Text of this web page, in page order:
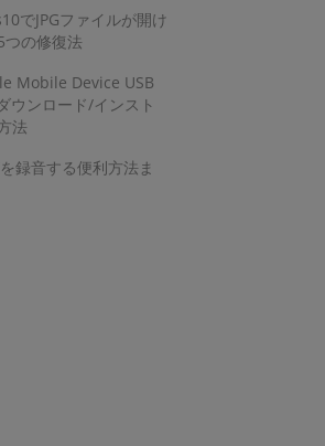
でJPGファイルが開け
つの修復法
Mobile Device USB
ウンロード/インスト
法
録音する便利方法ま